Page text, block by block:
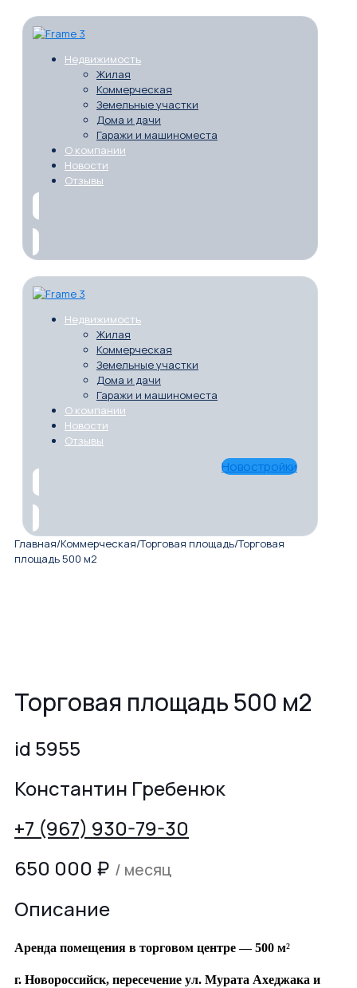
Недвижимость
Жилая
Коммерческая
Земельные участки
Дома и дачи
Гаражи и машиноместа
О компании
Новости
Отзывы
Недвижимость
Жилая
Коммерческая
Земельные участки
Дома и дачи
Гаражи и машиноместа
О компании
Новости
Отзывы
Новостройки
Главная/Коммерческая/Торговая площадь/Торговая
площадь 500 м2
Торговая площадь 500 м2
id 5955
Константин Гребенюк
+7 (967) 930-79-30
650 000 ₽ / месяц
Описание
Аренда помещения в торговом центре — 500 м²
г. Новороссийск, пересечение ул. Мурата Ахеджака и